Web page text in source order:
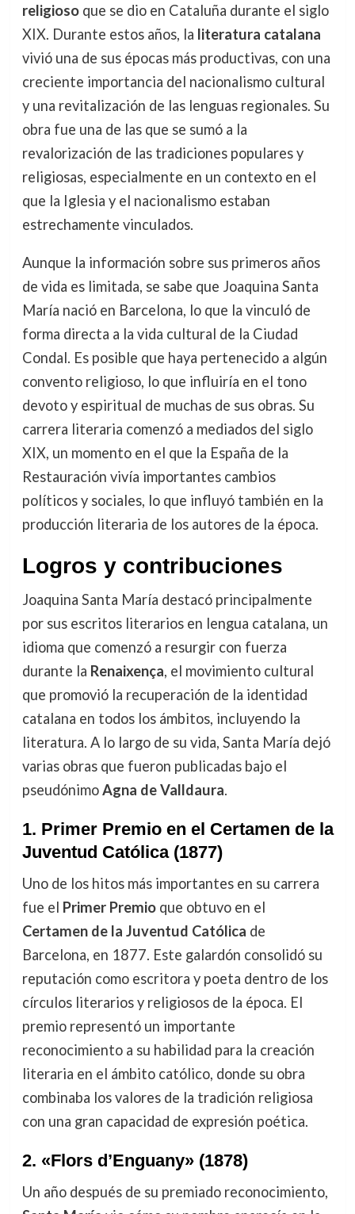
religiosoque se dio en Cataluña durante el siglo
XIX. Durante estos años, la literatura catalana
vivió una de sus épocas más productivas, con una
creciente importancia del nacionalismo cultural
y una revitalización de las lenguas regionales. Su
obra fue una de las que se sumó a la
revalorización de las tradiciones populares y
religiosas, especialmente en un contexto en el
que la Iglesia y el nacionalismo estaban
estrechamente vinculados.
Aunque la información sobre sus primeros años
de vida es limitada, se sabe que Joaquina Santa
María nació en Barcelona, lo que la vinculó de
forma directa a la vida cultural de la Ciudad
Condal. Es posible que haya pertenecido a algún
convento religioso, lo que influiría en el tono
devoto y espiritual de muchas de sus obras. Su
carrera literaria comenzó a mediados del siglo
XIX, un momento en el que la España de la
Restauración vivía importantes cambios
políticos y sociales, lo que influyó también en la
producción literaria de los autores de la época.
Logros y contribuciones
Joaquina Santa María destacó principalmente
por sus escritos literarios en lengua catalana, un
idioma que comenzó a resurgir con fuerza
durante la Renaixença, el movimiento cultural
que promovió la recuperación de la identidad
catalana en todos los ámbitos, incluyendo la
literatura. A lo largo de su vida, Santa María dejó
varias obras que fueron publicadas bajo el
pseudónimoAgna de Valldaura.
1. Primer Premio en el Certamen de la
Juventud Católica (1877)
Uno de los hitos más importantes en su carrera
fue el Primer Premioque obtuvo en el
Certamen de la Juventud Católica de
Barcelona, en 1877. Este galardón consolidó su
reputación como escritora y poeta dentro de los
círculos literarios y religiosos de la época. El
premio representó un importante
reconocimiento a su habilidad para la creación
literaria en el ámbito católico, donde su obra
combinaba los valores de la tradición religiosa
con una gran capacidad de expresión poética.
2. «Flors d’Enguany» (1878)
Un año después de su premiado reconocimiento,